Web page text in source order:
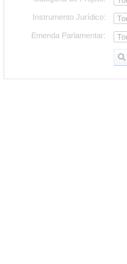
Instrumento Jurídico:
Emenda Parlamentar: